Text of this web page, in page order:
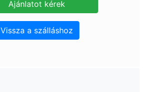
Vissza a szálláshoz